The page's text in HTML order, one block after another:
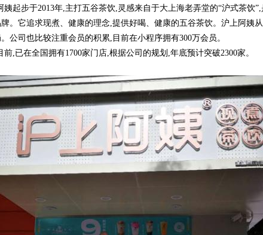
姨起步于2013年,主打五谷茶饮,灵感来自于大上海老弄堂的“沪式茶饮
。它追求现煮、健康的理念,提供好喝、健康的五谷茶饮。沪上阿姨
公司也比较注重会员的积累,目前在小程序拥有300万会员。
前,已在全国拥有1700家门店,根据公司的规划,年底预计突破2300家。